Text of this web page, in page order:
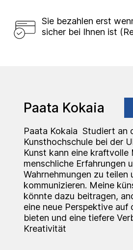
Sie bezahlen erst
sicher bei Ihnen ist
Paata Kokaia
Paata Kokaia Studiert an
Kunsthochschule bei der
Kunst kann eine kraftvolle
menschliche Erfahrungen
Wahrnehmungen zu teilen
kommunizieren. Meine
könnte dazu beitragen,
eine neue Perspektive auf
bieten und eine tiefere
Kreativität